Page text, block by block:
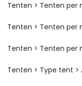
Tenten > Tenten per
Tenten > Tenten per
Tenten > Tenten per
Tenten > Type tent >